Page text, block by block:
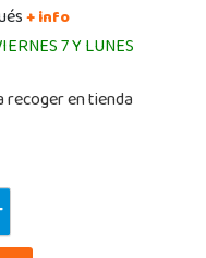
+ info
7 Y LUNES
en tienda